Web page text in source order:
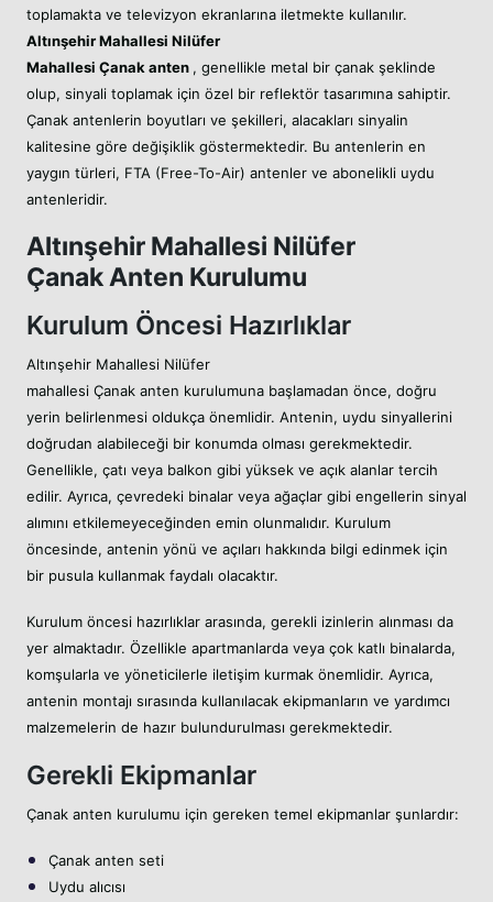
toplamakta ve televizyon ekranlarına iletmekte kullanılır.
Altınşehir Mahallesi Nilüfer
Mahallesi Çanak anten , genellikle metal bir çanak şeklinde
olup, sinyali toplamak için özel bir reflektör tasarımına sahiptir.
Çanak antenlerin boyutları ve şekilleri, alacakları sinyalin
kalitesine göre değişiklik göstermektedir. Bu antenlerin en
yaygın türleri, FTA (Free-To-Air) antenler ve abonelikli uydu
antenleridir.
Altınşehir Mahallesi Nilüfer
Çanak Anten Kurulumu
Kurulum Öncesi Hazırlıklar
Altınşehir Mahallesi Nilüfer
mahallesi Çanak anten kurulumuna başlamadan önce, doğru
yerin belirlenmesi oldukça önemlidir. Antenin, uydu sinyallerini
doğrudan alabileceği bir konumda olması gerekmektedir.
Genellikle, çatı veya balkon gibi yüksek ve açık alanlar tercih
edilir. Ayrıca, çevredeki binalar veya ağaçlar gibi engellerin sinyal
alımını etkilemeyeceğinden emin olunmalıdır. Kurulum
öncesinde, antenin yönü ve açıları hakkında bilgi edinmek için
bir pusula kullanmak faydalı olacaktır.
Kurulum öncesi hazırlıklar arasında, gerekli izinlerin alınması da
yer almaktadır. Özellikle apartmanlarda veya çok katlı binalarda,
komşularla ve yöneticilerle iletişim kurmak önemlidir. Ayrıca,
antenin montajı sırasında kullanılacak ekipmanların ve yardımcı
malzemelerin de hazır bulundurulması gerekmektedir.
Gerekli Ekipmanlar
Çanak anten kurulumu için gereken temel ekipmanlar şunlardır:
Çanak anten seti
Uydu alıcısı